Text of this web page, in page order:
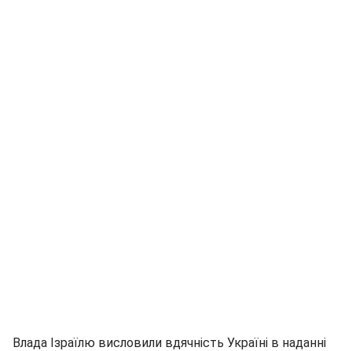
Влада Ізраїлю висловили вдячність Україні в наданні